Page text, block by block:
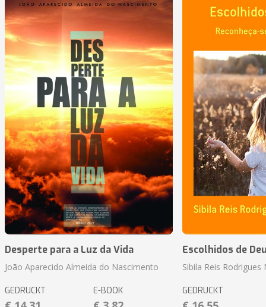
Desperte para a Luz da Vida
João Aparecido Almeida do Nascimento
GEDRUCKT E-BOOK
Escolhidos de
Sibila Reis
GEDRUCKT